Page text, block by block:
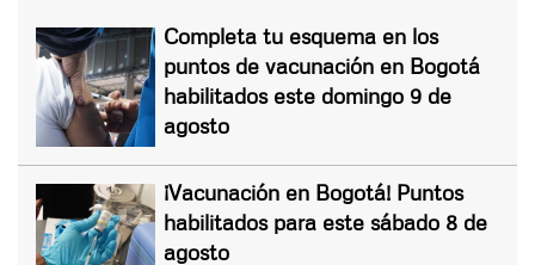
Completa tu esquema en los
puntos de vacunación en Bogotá
habilitados este domingo 9 de
agosto
¡Vacunación en Bogotá! Puntos
habilitados para este sábado 8 de
agosto